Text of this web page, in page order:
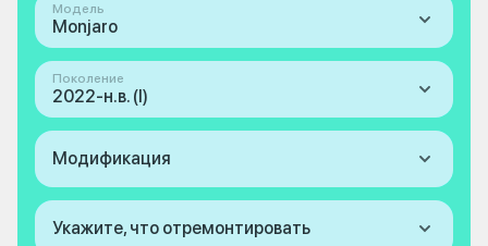
Модель
Monjaro
Поколение
2022-н.в. (I)
Модификация
Укажите, что отремонтировать